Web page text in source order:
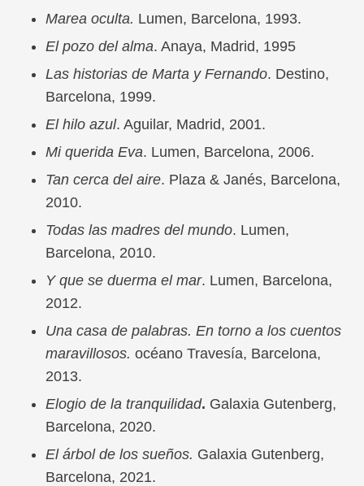
Marea oculta. Lumen, Barcelona, 1993.
El pozo del alma. Anaya, Madrid, 1995
Las historias de Marta y Fernando. Destino,
Barcelona, 1999.
El hilo azul. Aguilar, Madrid, 2001.
Mi querida Eva. Lumen, Barcelona, 2006.
Tan cerca del aire. Plaza & Janés, Barcelona,
2010.
Todas las madres del mundo. Lumen,
Barcelona, 2010.
Y que se duerma el mar. Lumen, Barcelona,
2012.
Una casa de palabras. En torno a los cuentos
maravillosos. océano Travesía, Barcelona,
2013.
Elogio de la tranquilidad. Galaxia Gutenberg,
Barcelona, 2020.
El árbol de los sueños. Galaxia Gutenberg,
Barcelona, 2021.